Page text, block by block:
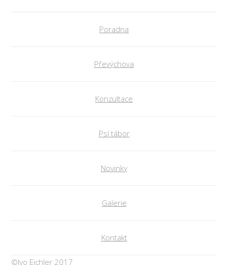
Poradna
Převýchova
Konzultace
Psí tábor
Novinky
Galerie
Kontakt
©Ivo Eichler 2017